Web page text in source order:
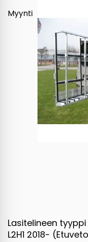
Myynti
Lasitelineen
L2H1 2018-